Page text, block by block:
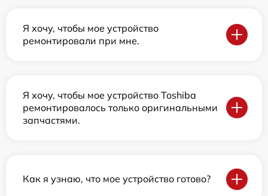
Я хочу, чтобы мое устройство
ремонтировали при мне.
Я хочу, чтобы мое устройство Toshiba
ремонтировалось только оригинальными
запчастями.
Как я узнаю, что мое устройство готово?